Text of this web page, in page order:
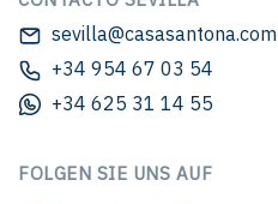
sevilla@casasantona.com
+34 954 67 03 54
+34 625 31 14 55
FOLGEN SIE UNS AUF